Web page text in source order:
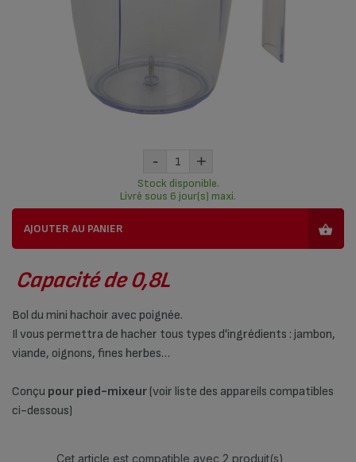
Capacité de 0,8L
Bol du mini hachoir avec poignée.
Il vous permettra de hacher tous types d'ingrédients : jambon,
viande, oignons, fines herbes…
Conçu pour pied-mixeur(voir liste des appareils compatibles
ci-dessous)
Cet article est compatible avec 2 produit(s)
- +
Stock disponible.
Livré sous 6 jour(s) maxi.
AJOUTER AU PANIER